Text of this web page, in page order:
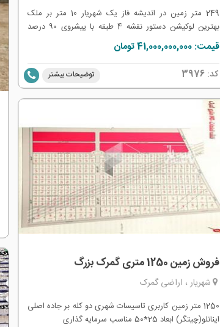
249 متر زمین در اندیشه فاز یک شهریار 10 متر بر ملک
بهترین لوکیشن دستور نقشه 4 طبقه با پیشروی ۹۰ درصد
قابلیت ساخت ۴ طبقه روبروی فرهنگسرا
قیمت: 41,000,000,000 تومان
کد: 3976 توضیحات بیشتر
فروش زمین 1250 متری گمرک بزرگ
شهریار ، اراضی گمرک
1250 متر زمین کاربری تاسیسات شهری دو کله بر جاده اصلی
اینانلو(چیتگر) ابعاد 25*50 مناسب سرمایه گذاری